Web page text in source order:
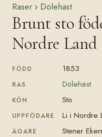
Raser › Dölehäst
Brunt sto
Nordre Land
FÖDD 1853
RAS Dölehäst
KÖN Sto
UPPFÖDARE Li i Nordre
ÄGARE Stener